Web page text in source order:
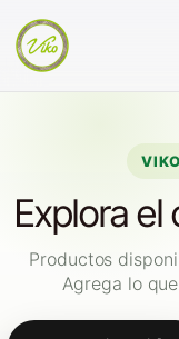
Explora el
Productos
Agrega lo